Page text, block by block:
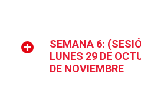
SEMANA 6:
LUNES 29 DE
DE NOVIEMBRE